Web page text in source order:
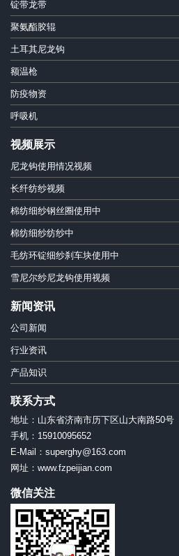
锭带龙带
聚氨酯胶辊
土耳其尼龙钩
额温枪
防疫物资
呼吸机
视频展示
尼龙钩使用情况视频
长纤纺纱视频
棉纺细纱钢丝圈使用中
棉纺细纱纺纱中
毛纺环锭细纱刹车块使用中
雪尼尔纱尼龙钩使用视频
新闻资讯
公司新闻
行业资讯
产品知识
联系方式
地址：山东省济南市历下区山大南路50号
手机：15910095652
E-Mail：superghy@163.com
网址：www.fzpeijian.com
微信关注